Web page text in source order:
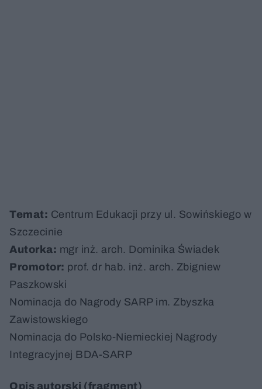
Temat: Centrum Edukacji przy ul. Sowińskiego w
Szczecinie
Autorka: mgr inż. arch. Dominika Świadek
Promotor: prof. dr hab. inż. arch. Zbigniew
Paszkowski
Nominacja do Nagrody SARP im. Zbyszka
Zawistowskiego
Nominacja do Polsko-Niemieckiej Nagrody
Integracyjnej BDA-SARP
Opis autorski (fragment)